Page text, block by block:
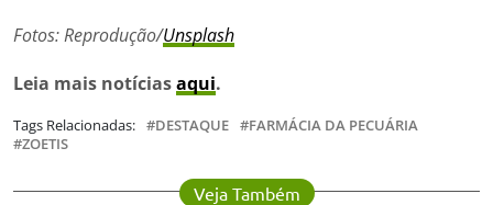
Fotos: Reprodução/Unsplash
Leia mais notíciasaqui.
Tags Relacionadas: DESTAQUE
FARMÁCIA DA PECUÁRIA
ZOETIS
Veja Também